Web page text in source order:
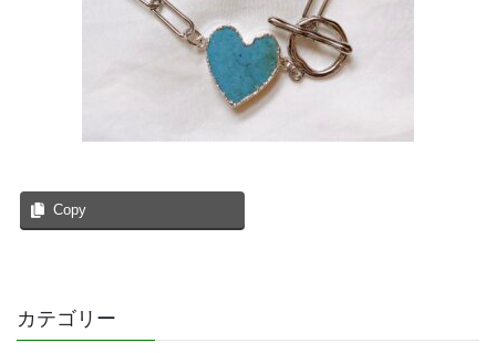
Copy
カテゴリー